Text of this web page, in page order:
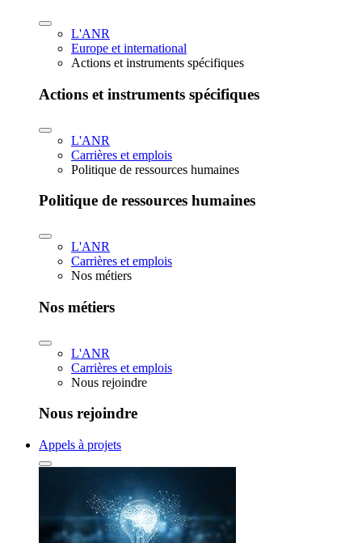
L'ANR
Europe et international
Actions et instruments spécifiques
Actions et instruments spécifiques
L'ANR
Carrières et emplois
Politique de ressources humaines
Politique de ressources humaines
L'ANR
Carrières et emplois
Nos métiers
Nos métiers
L'ANR
Carrières et emplois
Nous rejoindre
Nous rejoindre
Appels à projets